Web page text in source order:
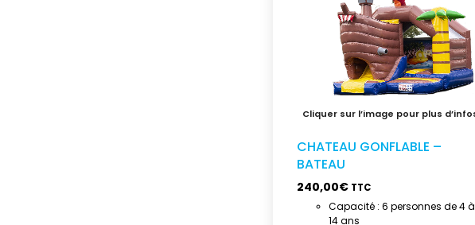
CHATEAU GONFLABLE –
BATEAU
240,00€ TTC
Capacité : 6 personnes de 4 à
14 ans